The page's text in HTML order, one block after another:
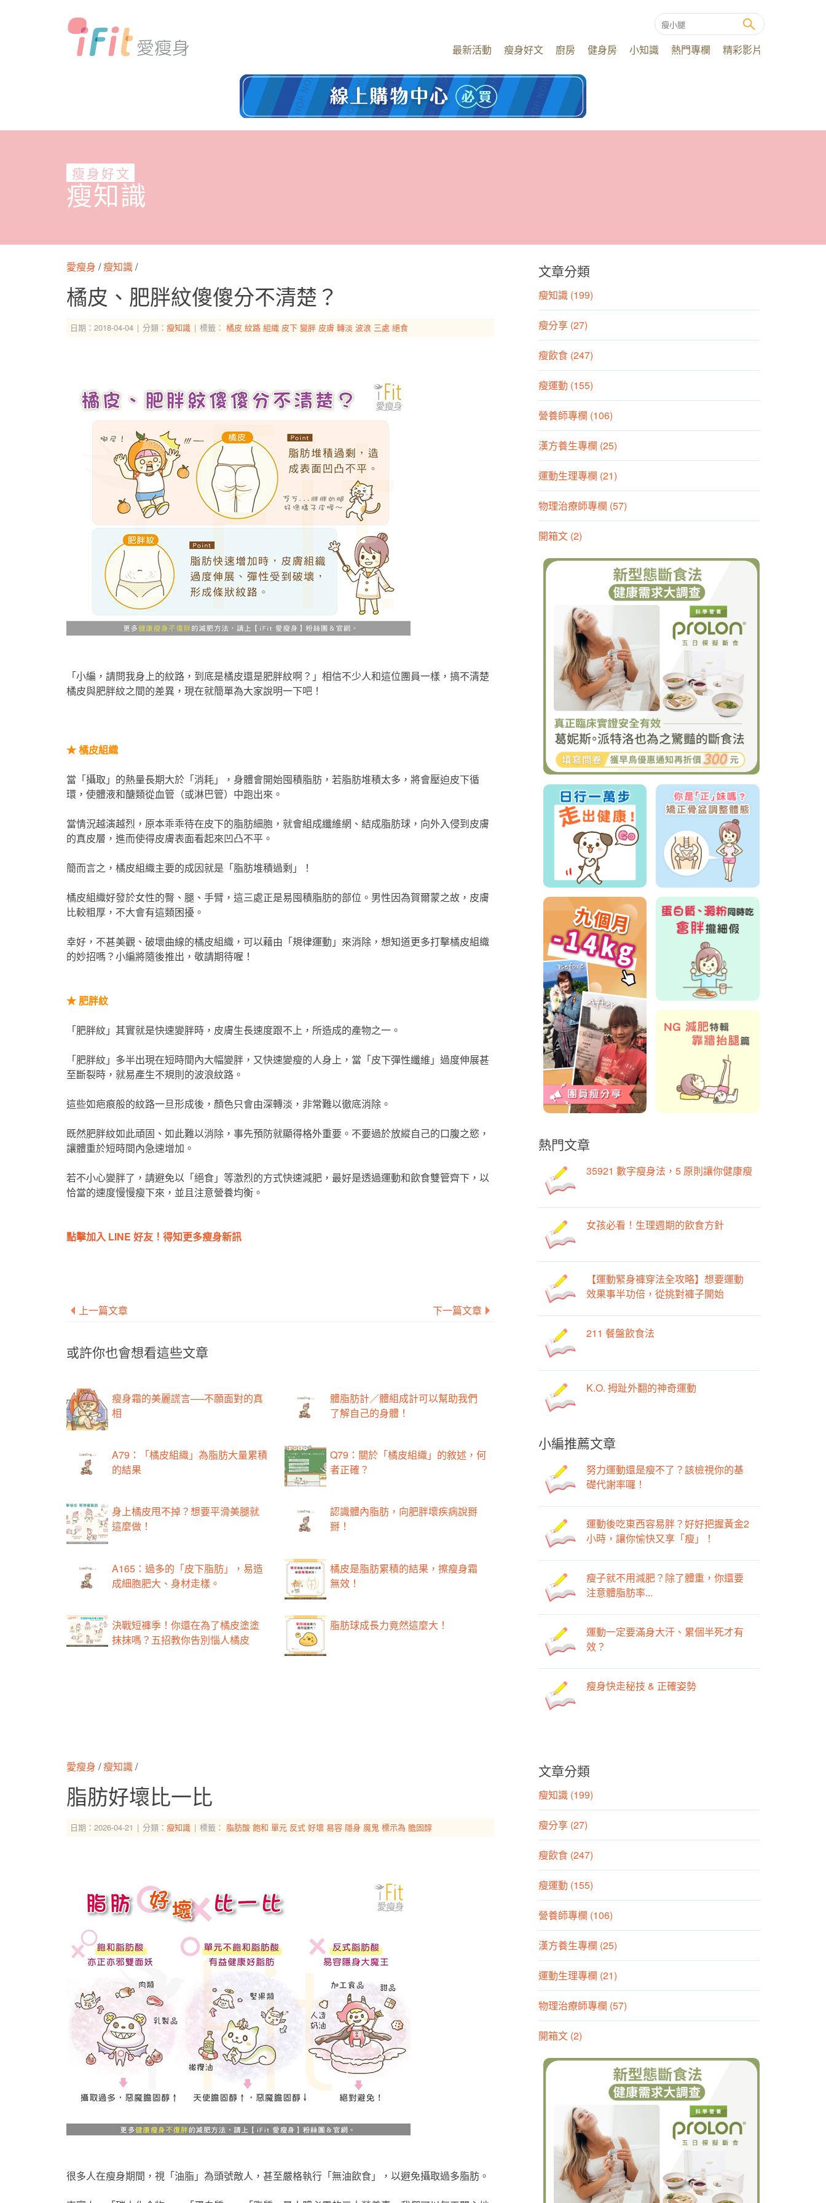
最新活動 瘦身好文 廚房 健身房 小知識 熱門專欄 精彩影片
瘦身好文
瘦知識
愛瘦身 /瘦知識/
橘皮、肥胖紋傻傻分不清楚？
日期：2018-04-04 分類： 瘦知識 標籤： 橘皮 紋路 組織 皮下 變胖 皮膚 轉淡 波浪 三處 絕食
「小編，請問我身上的紋路，到底是橘皮還是肥胖紋啊？」相信不少人和這位團員一樣，搞不清楚
橘皮與肥胖紋之間的差異，現在就簡單為大家說明一下吧！
★橘皮組織
當「攝取」的熱量長期大於「消耗」，身體會開始囤積脂肪，若脂肪堆積太多，將會壓迫皮下循
環，使體液和醣類從血管（或淋巴管）中跑出來。
當情況越演越烈，原本乖乖待在皮下的脂肪細胞，就會組成纖維網、結成脂肪球，向外入侵到皮膚
的真皮層，進而使得皮膚表面看起來凹凸不平。
簡而言之，橘皮組織主要的成因就是「脂肪堆積過剩」！
橘皮組織好發於女性的臀、腿、手臂，這三處正是易囤積脂肪的部位。男性因為賀爾蒙之故，皮膚
比較粗厚，不大會有這類困擾。
幸好，不甚美觀、破壞曲線的橘皮組織，可以藉由「規律運動」來消除，想知道更多打擊橘皮組織
的妙招嗎？小編將隨後推出，敬請期待喔！
★ 肥胖紋
「肥胖紋」其實就是快速變胖時，皮膚生長速度跟不上，所造成的產物之一。
「肥胖紋」多半出現在短時間內大幅變胖，又快速變瘦的人身上，當「皮下彈性纖維」過度伸展甚
至斷裂時，就易產生不規則的波浪紋路。
這些如疤痕般的紋路一旦形成後，顏色只會由深轉淡，非常難以徹底消除。
既然肥胖紋如此頑固、如此難以消除，事先預防就顯得格外重要。不要過於放縱自己的口腹之慾，
讓體重於短時間內急速增加。
若不小心變胖了，請避免以「絕食」等激烈的方式快速減肥，最好是透過運動和飲食雙管齊下，以
恰當的速度慢慢瘦下來，並且注意營養均衡。
點擊加入 LINE 好友！得知更多瘦身新訊
上一篇文章 下一篇文章
或許你也會想看這些文章
瘦身霜的美麗謊言──不願面對的真
相
體脂肪計／體組成計可以幫助我們
了解自己的身體！
A79：「橘皮組織」為脂肪大量累積
的結果
Q79：關於「橘皮組織」的敘述，何
者正確？
身上橘皮甩不掉？想要平滑美腿就
這麼做！
認識體內脂肪，向肥胖壞疾病說掰
掰！
A165：過多的「皮下脂肪」，易造
成細胞肥大、身材走樣。
橘皮是脂肪累積的結果，擦瘦身霜
無效！
決戰短褲季！你還在為了橘皮塗塗
抹抹嗎？五招教你告別惱人橘皮
脂肪球成長力竟然這麼大！
文章分類
瘦知識 (199)
瘦分享 (27)
瘦飲食 (247)
瘦運動 (155)
營養師專欄 (106)
漢方養生專欄 (25)
運動生理專欄 (21)
物理治療師專欄 (57)
開箱文 (2)
熱門文章
35921 數字瘦身法，5 原則讓你健康瘦
女孩必看！生理週期的飲食方針
【運動緊身褲穿法全攻略】想要運動
效果事半功倍，從挑對褲子開始
211 餐盤飲食法
K.O. 拇趾外翻的神奇運動
小編推薦文章
努力運動還是瘦不了？該檢視你的基
礎代謝率囉！
運動後吃東西容易胖？好好把握黃金2
小時，讓你愉快又享「瘦」！
瘦子就不用減肥？除了體重，你還要
注意體脂肪率...
運動一定要滿身大汗、累個半死才有
效？
瘦身快走秘技 & 正確姿勢
愛瘦身 /瘦知識/
脂肪好壞比一比
日期：2026-04-21 分類： 瘦知識 標籤： 脂肪酸 飽和 單元 反式 好壞 易容 隱身 魔鬼 標示為 膽固醇
很多人在瘦身期間，視「油脂」為頭號敵人，甚至嚴格執行「無油飲食」，以避免攝取過多脂肪。
文章分類
瘦知識 (199)
瘦分享 (27)
瘦飲食 (247)
瘦運動 (155)
營養師專欄 (106)
漢方養生專欄 (25)
運動生理專欄 (21)
物理治療師專欄 (57)
開箱文 (2)